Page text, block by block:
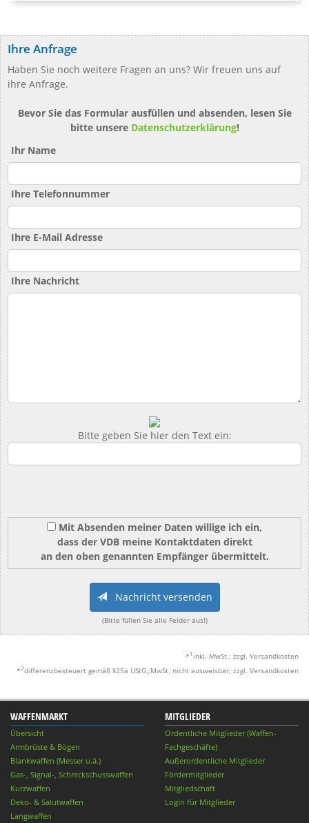
Ihre Anfrage
Haben Sie noch weitere Fragen an uns? Wir freuen uns auf
ihre Anfrage.
Bevor Sie das Formular ausfüllen und absenden, lesen Sie
bitte unsere Datenschutzerklärung!
Ihr Name
Ihre Telefonnummer
Ihre E-Mail Adresse
Ihre Nachricht
Bitte geben Sie hier den Text ein:
Mit Absenden meiner Daten willige ich ein,
dass der VDB meine Kontaktdaten direkt
an den oben genannten Empfänger übermittelt.
Nachricht versenden
(Bitte füllen Sie alle Felder aus!)
* 1 inkl. MwSt.; zzgl. Versandkosten
*2differenzbesteuert gemäß §25a UStG.;MwSt. nicht ausweisbar; zzgl. Versandkosten
WAFFENMARKT
Übersicht
Armbrüste & Bögen
Blankwaffen (Messer u.ä.)
Gas-, Signal-, Schreckschusswaffen
Kurzwaffen
Deko- & Salutwaffen
Langwaffen
MITGLIEDER
Ordentliche Mitglieder (Waffen-
Fachgeschäfte)
Außerordentliche Mitglieder
Fördermitglieder
Mitgliedschaft
Login für Mitglieder